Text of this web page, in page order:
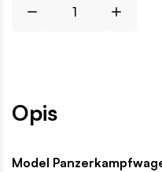
Opis
Model